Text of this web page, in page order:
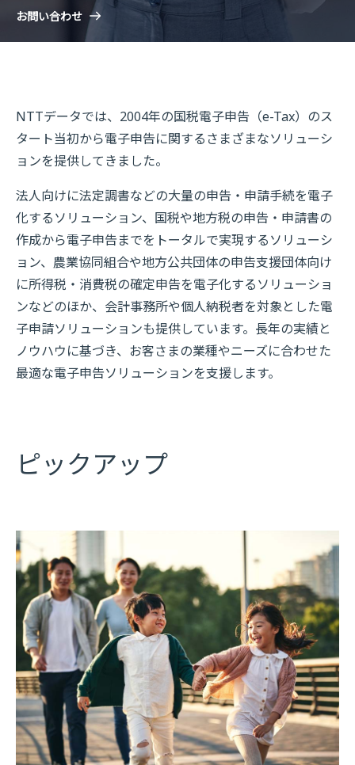
お問い合わせ
NTTデータでは、2004年の国税電子申告（e-Tax）のス
タート当初から電子申告に関するさまざまなソリューシ
ョンを提供してきました。
法人向けに法定調書などの大量の申告・申請手続を電子
化するソリューション、国税や地方税の申告・申請書の
作成から電子申告までをトータルで実現するソリューシ
ョン、農業協同組合や地方公共団体の申告支援団体向け
に所得税・消費税の確定申告を電子化するソリューショ
ンなどのほか、会計事務所や個人納税者を対象とした電
子申請ソリューションも提供しています。長年の実績と
ノウハウに基づき、お客さまの業種やニーズに合わせた
最適な電子申告ソリューションを支援します。
ピックアップ